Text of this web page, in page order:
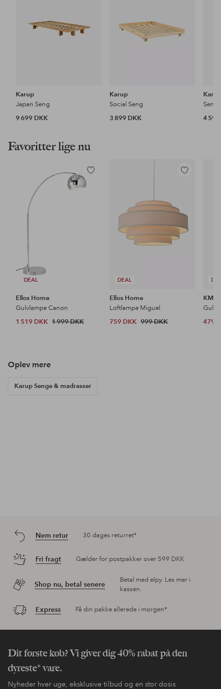
Karup
Japan Seng
9 699 DKK
Karup
Social Seng
3 899 DKK
4
Favoritter lige nu
DEAL
Tilføj
til
Ellos Home
Gulvlampe Canon
1 519 DKK 1 999 DKK
DEAL
Tilføj
Ellos Home
Loftlampe Miguel
759 DKK 999 DKK
KM
479
Oplev mere
Karup Senge & madrasser
Nem retur 30 dages returret*
Fri fragt Gælder for postpakker over 599 DKK
Shop nu, betal senere
Betal med elpy. Les mer i
kassen.
Express Få din pakke allerede i morgen*
Dit første køb? Vi giver dig 40% rabat på den
dyreste* vare.
Nyheder hver uge, eksklusive tilbud og en stor dosis